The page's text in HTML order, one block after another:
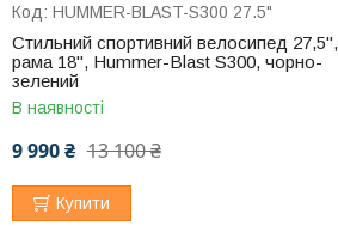
HUMMER-BLAST-S300 27.5"
Стильний спортивний велосипед 27,5",
рама 18", Hummer-Blast S300, чорно-
зелений
В наявності
13 100 ₴
9 990 ₴
Купити